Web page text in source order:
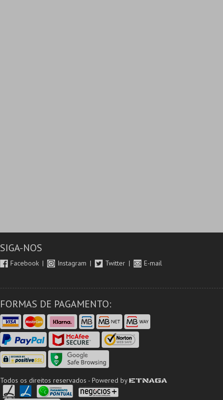
SIGA-NOS
Facebook Instagram Twitter E-mail
FORMAS DE PAGAMENTO:
Todos os direitos reservados - Powered by